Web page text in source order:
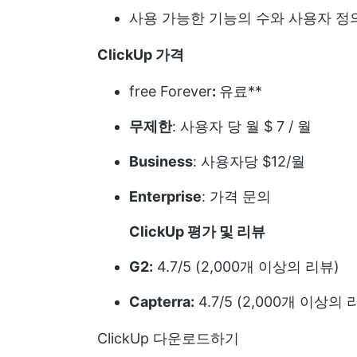
사용 가능한 기능의 수와 사용자 정
ClickUp 가격
free Forever: 유료**
무제한: 사용자 당 월 $ 7 / 월
Business: 사용자당 $12/월
Enterprise: 가격 문의
ClickUp 평가 및 리뷰
G2: 4.7/5 (2,000개 이상의 리뷰)
Capterra: 4.7/5 (2,000개 이상의
ClickUp 다운로드하기